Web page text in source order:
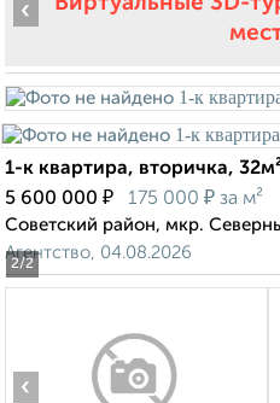
2/2
‹
1-к квартира, вторичка,
5 600 000 ₽ 175 000 ₽ за м²
Советский район, мкр.
Агентство, 04.08.2026
‹